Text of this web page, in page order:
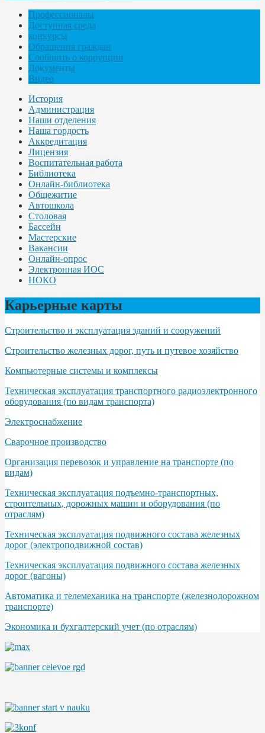
Профессионалы
Доступная среда
конкурсы
Обращения граждан
Сообщить о коррупции
Документы
Видео
История
Администрация
Наши отделения
Наша гордость
Аккредитация
Лицензия
Воспитательная работа
Библиотека
Онлайн-библиотека
Общежитие
Автошкола
Столовая
Бассейн
Мастерские
Вакансии
Онлайн-опрос
Электронная ИОС
НОКО
Карьерные карты
Строительство и эксплуатация зданий и сооружений
Строительство железных дорог, путь и путевое хозяйство
Компьютерные системы и комплексы
Техническая эксплуатация транспортного радиоэлектронного
оборудования (по видам транспорта)
Электроснабжение
Сварочное производство
Организация перевозок и управление на транспорте (по
видам)
Техническая эксплуатация подъемно-транспортных,
строительных, дорожных машин и оборудования (по
отраслям)
Техническая эксплуатация подвижного состава железных
дорог (электроподвижной состав)
Техническая эксплуатация подвижного состава железных
дорог (вагоны)
Автоматика и телемеханика на транспорте (железнодорожном
транспорте)
Экономика и бухгалтерский учет (по отраслям)